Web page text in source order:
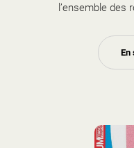
l’ensemble des
En